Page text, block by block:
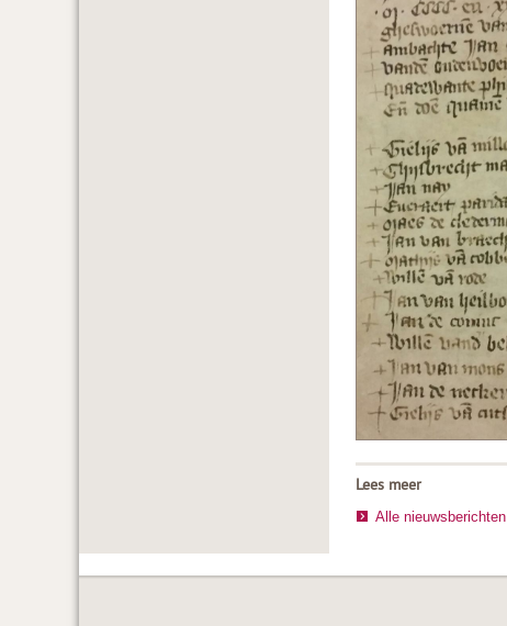
Lees meer
Alle nieuwsberichten